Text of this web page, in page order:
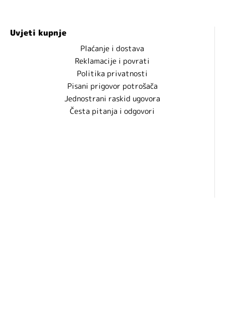
Uvjeti kupnje
Plaćanje i dostava
Reklamacije i povrati
Politika privatnosti
Pisani prigovor potrošača
Jednostrani raskid ugovora
Česta pitanja i odgovori